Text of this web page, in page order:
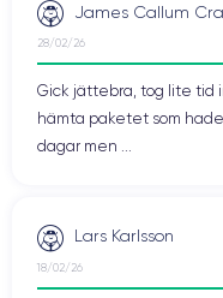
James Callum
28/02/26
Gick jättebra, tog lite tid
hämta paketet som
dagar men ...
Lars Karlsson
18/02/26